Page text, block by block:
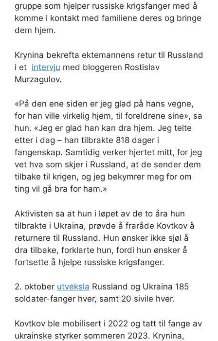
gruppe som hjelper russiske krigsfanger med å
komme i kontakt med familiene deres og bringe
dem hjem.
Krynina bekrefta ektemannens retur til Russland
i et intervju med bloggeren Rostislav
Murzagulov.
«På den ene siden er jeg glad på hans vegne,
for han ville virkelig hjem, til foreldrene sine», sa
hun. «Jeg er glad han kan dra hjem. Jeg telte
etter i dag – han tilbrakte 818 dager i
fangenskap. Samtidig verker hjertet mitt, for jeg
vet hva som skjer i Russland, at de sender dem
tilbake til krigen, og jeg bekymrer meg for om
ting vil gå bra for ham.»
Aktivisten sa at hun i løpet av de to åra hun
tilbrakte i Ukraina, prøvde å fraråde Kovtkov å
returnere til Russland. Hun ønsker ikke sjøl å
dra tilbake, forklarte hun, fordi hun ønsker å
fortsette å hjelpe russiske krigsfanger.
2. oktober utveksla Russland og Ukraina 185
soldater-fanger hver, samt 20 sivile hver.
Kovtkov ble mobilisert i 2022 og tatt til fange av
ukrainske styrker sommeren 2023. Krynina,